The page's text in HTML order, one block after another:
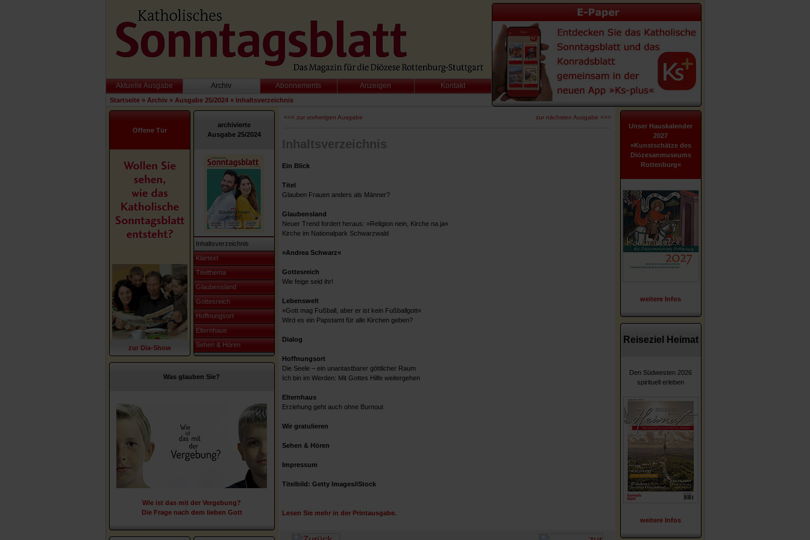
Aktuelle Ausgabe Archiv Abonnements Anzeigen Kontakt
Startseite» Archiv» Ausgabe 25/2024» Inhaltsverzeichnis
Offene Tür
zur Dia-Show
archivierte
Ausgabe 25/2024
Inhaltsverzeichnis
Klartext
Titelthema
Glaubensland
Gottesreich
Hoffnungsort
Elternhaus
Sehen & Hören
Was glauben Sie?
Wie ist das mit der Vergebung?
Die Frage nach dem lieben Gott
<<< zur vorherigen Ausgabe zur nächsten Ausgabe >>>
Inhaltsverzeichnis
Ein Blick
Titel
Glauben Frauen anders als Männer?
Glaubensland
Neuer Trend fordert heraus: »Religion nein, Kirche na ja«
Kirche im Nationalpark Schwarzwald
»Andrea Schwarz«
Gottesreich
Wie feige seid ihr!
Lebenswelt
»Gott mag Fußball, aber er ist kein Fußballgott«
Wird es ein Papstamt für alle Kirchen geben?
Dialog
Hoffnungsort
Die Seele – ein unantastbarer göttlicher Raum
Ich bin im Werden: Mit Gottes Hilfe weitergehen
Elternhaus
Erziehung geht auch ohne Burnout
Wir gratulieren
Sehen & Hören
Impressum
Titelbild: Getty Images/iStock
Lesen Sie mehr in der Printausgabe.
Unser Hauskalender
2027
»Kunstschätze des
Diözesanmuseums
Rottenburg«
weitere Infos
Reiseziel Heimat
Den Südwesten 2026
spirituell erleben
weitere Infos